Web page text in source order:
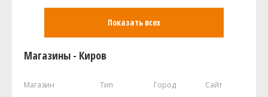
Показать всех
Магазины - Киров
Магазин Тип Город Сайт